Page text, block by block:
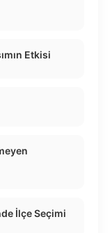
Etkisi
İlçe Seçimi